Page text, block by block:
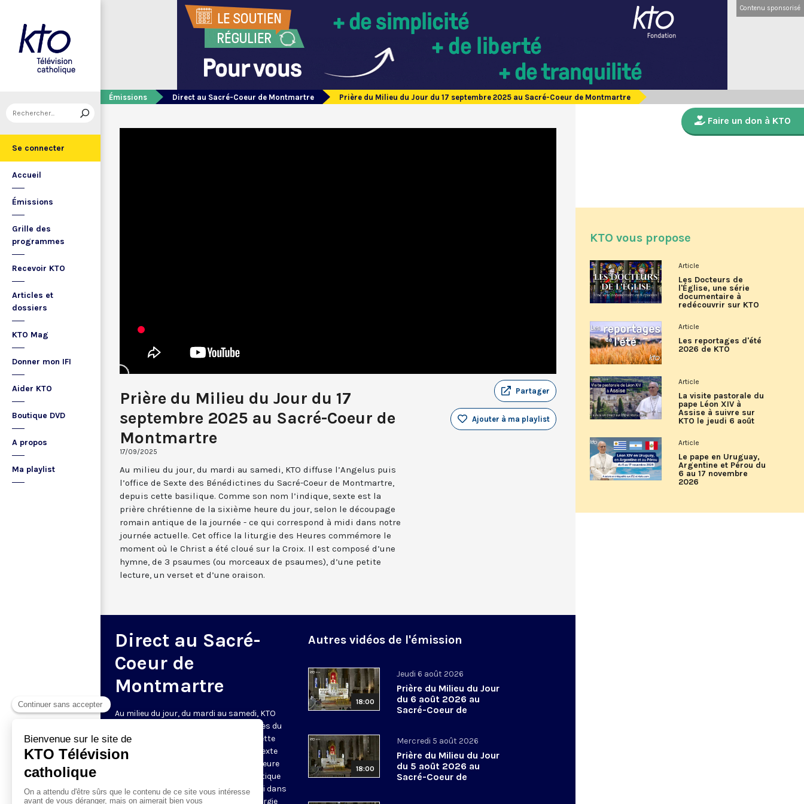
Se connecter
Accueil
Émissions
Grille des
programmes
Recevoir KTO
Articles et
dossiers
KTO Mag
Donner mon IFI
Aider KTO
Boutique DVD
A propos
Ma playlist
Contenu sponsorisé
Émissions Direct au Sacré-Coeur de Montmartre Prière du Milieu du Jour du 17 septembre 2025 au Sacré-Coeur de Montmartre
Prière du Milieu du Jour du 17
septembre 2025 au Sacré-Coeur de
Montmartre
17/09/2025
Partager
Ajouter à ma playlist
Au milieu du jour, du mardi au samedi, KTO diffuse l’Angelus puis
l’office de Sexte des Bénédictines du Sacré-Coeur de Montmartre,
depuis cette basilique. Comme son nom l’indique, sexte est la
prière chrétienne de la sixième heure du jour, selon le découpage
romain antique de la journée - ce qui correspond à midi dans notre
journée actuelle. Cet office la liturgie des Heures commémore le
moment où le Christ a été cloué sur la Croix. Il est composé d’une
hymne, de 3 psaumes (ou morceaux de psaumes), d’une petite
lecture, un verset et d’une oraison.
Direct au Sacré-
Coeur de
Montmartre
Au milieu du jour, du mardi au samedi, KTO
diffuse l’office de Sexte des Bénédictines du
Sacré-Coeur de Montmartre, depuis cette
basilique
. Comme son nom l’indique, sexte
est la prière chrétienne de la sixième heure
du jour, selon le découpage romain antique
de la journée - ce qui correspond à midi dans
notre journée actuelle. Cet office la liturgie
Autres vidéos de l'émission
18:00
Jeudi 6 août 2026
Prière du Milieu du Jour
du 6 août 2026 au
Sacré-Coeur de
18:00
Mercredi 5 août 2026
Prière du Milieu du Jour
du 5 août 2026 au
Sacré-Coeur de
Faire un don à KTO
KTO vous propose
Article
Les Docteurs de
l'Église, une série
documentaire à
redécouvrir sur KTO
Article
Les reportages d'été
2026 de KTO
Article
La visite pastorale du
pape Léon XIV à
Assise à suivre sur
KTO le jeudi 6 août
Article
Le pape en Uruguay,
Argentine et Pérou du
6 au 17 novembre
2026